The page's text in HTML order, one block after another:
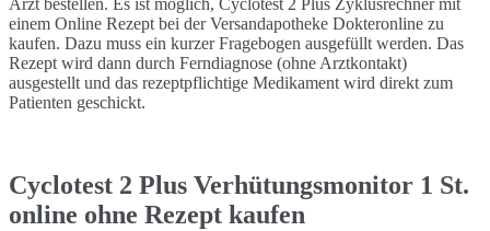
einem Online Rezept bei der Versandapotheke Dokteronline zu
kaufen. Dazu muss ein kurzer Fragebogen ausgefüllt werden. Das
Rezept wird dann durch Ferndiagnose (ohne Arztkontakt)
ausgestellt und das rezeptpflichtige Medikament wird direkt zum
Patienten geschickt.
Cyclotest 2 Plus Verhütungsmonitor 1 St.
online ohne Rezept kaufen